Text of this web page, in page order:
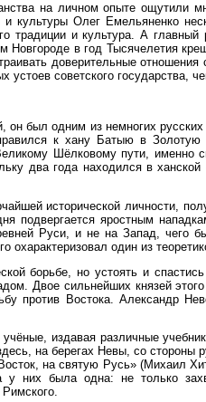
на личном опыте ощутили
и культуры Олег Емельяненко
традиции и культура. А
в год Тысячелетия
доверительные
советского государства,
был одним из немногих
к хану Батыю в
Шёлковому пути, именно
два года находился в
исторической личности,
подвергается яростным
Руси, и не на Запад, чего
один из
борьбе, но устоять и
Двое сильнейших князей
против Востока. Александр
издавая различные
на берегах Невы, со стороны
на святую Русь» (Михаил
у них была одна: не только